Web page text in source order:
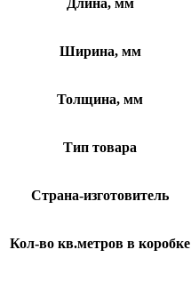
Ширина, мм
Толщина, мм
Тип товара
Страна-изготовитель
Кол-во кв.метров в коробке